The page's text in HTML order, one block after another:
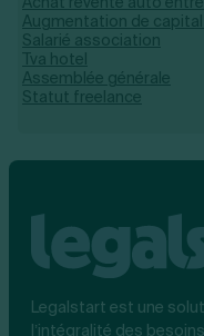
Augmentation de
Salarié association
Tva hotel
Assemblée générale
Statut freelance
Legalstart est une
l’intégralité des